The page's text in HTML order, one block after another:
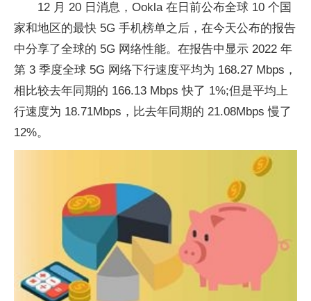
12 月 20 日消息，Ookla 在日前公布全球 10 个国
家和地区的最快 5G 手机榜单之后，在今天公布的报告
中分享了全球的 5G 网络性能。在报告中显示 2022 年
第 3 季度全球 5G 网络下行速度平均为 168.27 Mbps，
相比较去年同期的 166.13 Mbps 快了 1%;但是平均上
行速度为 18.71Mbps，比去年同期的 21.08Mbps 慢了
12%。